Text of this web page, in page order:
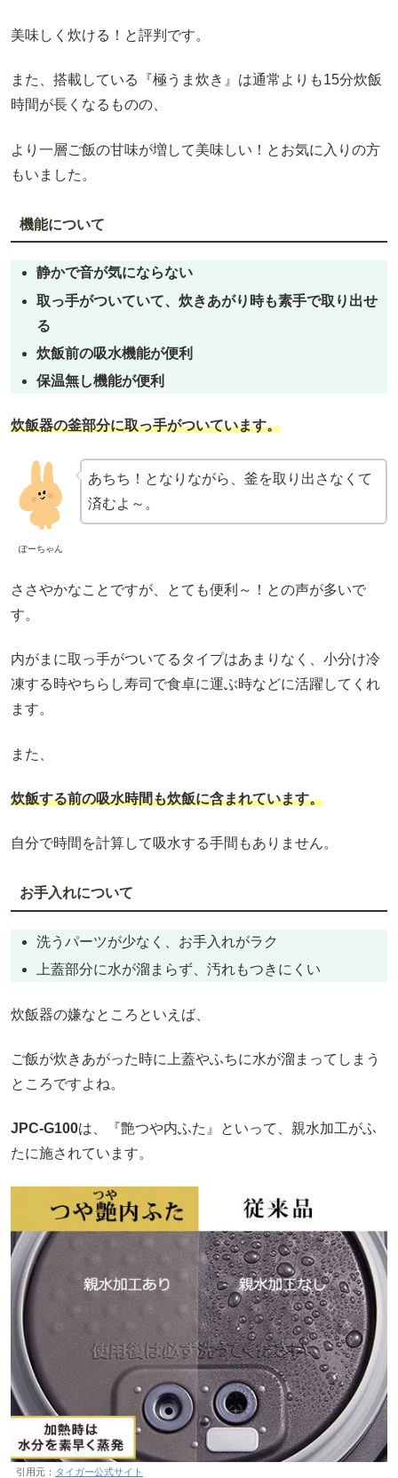
美味しく炊ける！と評判です。
また、搭載している『極うま炊き』は通常よりも15分炊飯
時間が長くなるものの、
より一層ご飯の甘味が増して美味しい！とお気に入りの方
もいました。
機能について
静かで音が気にならない
取っ手がついていて、炊きあがり時も素手で取り出せ
る
炊飯前の吸水機能が便利
保温無し機能が便利
炊飯器の釜部分に取っ手がついています。
ぽーちゃん
あちち！となりながら、釜を取り出さなくて
済むよ～。
ささやかなことですが、とても便利～！との声が多いで
す。
内がまに取っ手がついてるタイプはあまりなく、小分け冷
凍する時やちらし寿司で食卓に運ぶ時などに活躍してくれ
ます。
また、
炊飯する前の吸水時間も炊飯に含まれています。
自分で時間を計算して吸水する手間もありません。
お手入れについて
洗うパーツが少なく、お手入れがラク
上蓋部分に水が溜まらず、汚れもつきにくい
炊飯器の嫌なところといえば、
ご飯が炊きあがった時に上蓋やふちに水が溜まってしまう
ところですよね。
JPC-G100は、『艶つや内ふた』といって、親水加工がふ
たに施されています。
引用元： タイガー公式サイト